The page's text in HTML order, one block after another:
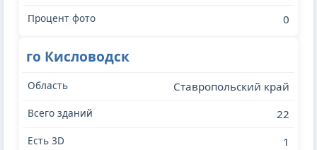
0
го Кисловодск
Ставропольский край
22
1